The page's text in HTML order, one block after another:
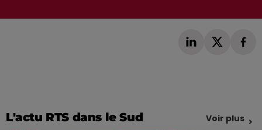
L'actu RTS dans le Sud Voir plus